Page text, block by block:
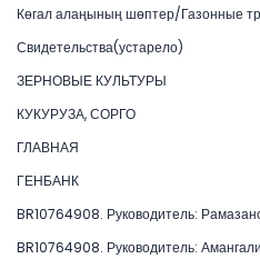
Көгал алаңының шөптер/Газонные
Свидетельства(устарело)
ЗЕРНОВЫЕ КУЛЬТУРЫ
КУКУРУЗА, СОРГО
ГЛАВНАЯ
ГЕНБАНК
BR10764908. Руководитель:
BR10764908. Руководитель: